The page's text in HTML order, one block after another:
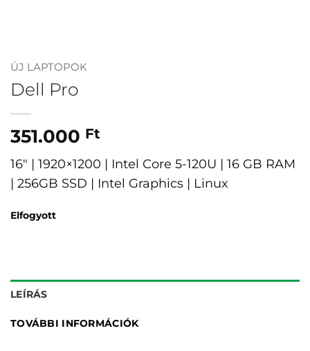
ÚJ LAPTOPOK
Dell Pro
351.000 Ft
16″ | 1920×1200 | Intel Core 5-120U | 16 GB RAM
| 256GB SSD | Intel Graphics | Linux
Elfogyott
LEÍRÁS
TOVÁBBI INFORMÁCIÓK